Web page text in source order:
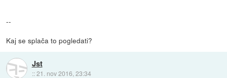
--
Kaj se splača to pogledati?
Jst
::21. nov 2016, 23:34